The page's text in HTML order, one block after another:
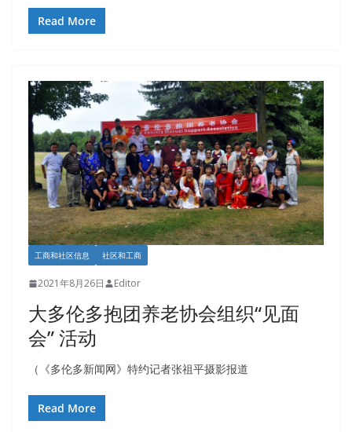
Read More
工商和社区信息 社区和工商
2021年8月26日 Editor
大多伦多抱团养老协会组织“见面
会” 活动
（《多伦多新闻网》特约记者张祖平摄影报道
Read More